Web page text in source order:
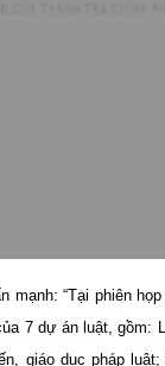
mạnh: “Tại phiên
7 dự án luật,
giáo dục pháp